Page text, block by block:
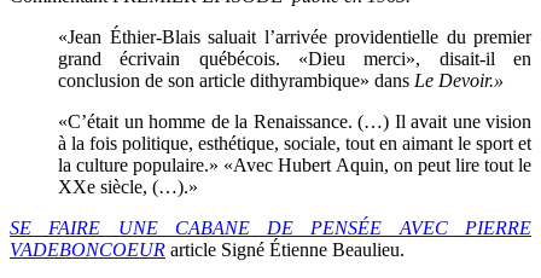
«Jean Éthier-Blais saluait l’arrivée providentielle du premier
grand écrivain québécois. «Dieu merci», disait-il en
conclusion de son article dithyrambique» dans Le Devoir.»
«C’était un homme de la Renaissance. (…) Il avait une vision
à la fois politique, esthétique, sociale, tout en aimant le sport et
la culture populaire.» «Avec Hubert Aquin, on peut lire tout le
XXe siècle, (…).»
SE FAIRE UNE CABANE DE PENSÉE AVEC PIERRE
VADEBONCOEUR article Signé Étienne Beaulieu.